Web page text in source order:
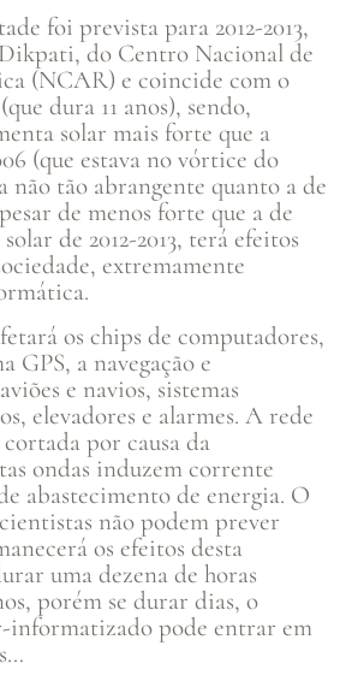
foi prevista para 2012-2013,
do Centro Nacional de
(NCAR) e coincide com o
dura 11 anos), sendo,
solar mais forte que a
(que estava no vórtice do
não tão abrangente quanto a de
de menos forte que a de
de 2012-2013, terá efeitos
extremamente
os chips de computadores,
GPS, a navegação e
e navios, sistemas
elevadores e alarmes. A rede
por causa da
ondas induzem corrente
abastecimento de energia. O
não podem prever
os efeitos desta
uma dezena de horas
porém se durar dias, o
informatizado pode entrar em